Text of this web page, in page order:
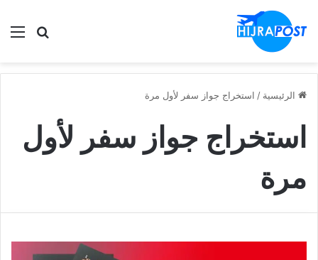
ابحث
الرئيسية / استخراج جواز سفر لأول مرة
استخراج جواز سفر لأول
مرة